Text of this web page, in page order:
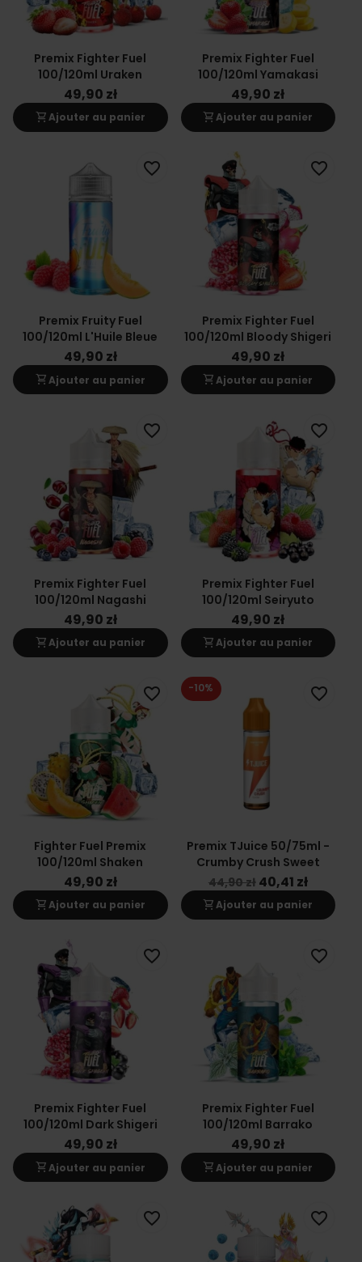
Premix Fighter Fuel
100/120ml Uraken
49,90 zł
shopping_cartAjouter au panier
Premix Fighter Fuel
100/120ml Yamakasi
49,90 zł
shopping_cartAjouter au panier
Premix Fruity Fuel
100/120ml L'Huile Bleue
49,90 zł
shopping_cartAjouter au panier
favorite_border
Premix Fighter Fuel
100/120ml Bloody Shigeri
49,90 zł
shopping_cartAjouter au panier
favorite_border
Premix Fighter Fuel
100/120ml Nagashi
49,90 zł
shopping_cartAjouter au panier
favorite_border
Premix Fighter Fuel
100/120ml Seiryuto
49,90 zł
shopping_cartAjouter au panier
favorite_border
Fighter Fuel Premix
100/120ml Shaken
49,90 zł
shopping_cartAjouter au panier
favorite_border
Premix TJuice 50/75ml -
Crumby Crush Sweet
44,90 zł 40,41 zł
shopping_cartAjouter au panier
-10% favorite_border
Premix Fighter Fuel
100/120ml Dark Shigeri
49,90 zł
shopping_cartAjouter au panier
favorite_border
Premix Fighter Fuel
100/120ml Barrako
49,90 zł
shopping_cartAjouter au panier
favorite_border
favorite_border favorite_border